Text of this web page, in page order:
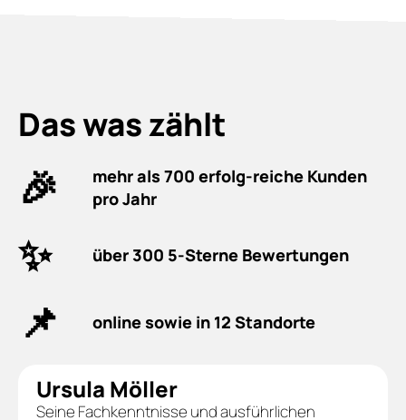
Ursula Möller
Seine Fachkenntnisse und ausführlichen
Das was zählt
🎉
mehr als 700 erfolg-reiche Kunden
pro Jahr
✨ über 300 5-Sterne Bewertungen
📌 online sowie in 12 Standorte